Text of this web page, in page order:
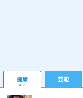
健康 芸能